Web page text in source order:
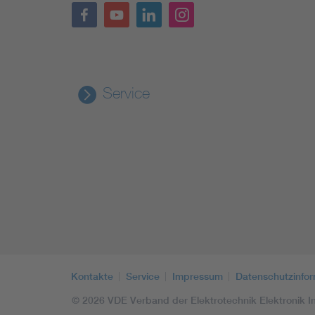
Service
Kontakte Service Impressum
© 2026 VDE Verband der Elektrotechnik Elektronik